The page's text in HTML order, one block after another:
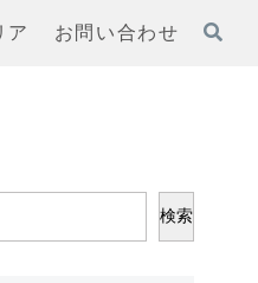
ア お問い合わせ
検索